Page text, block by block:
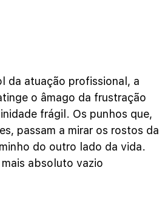
da atuação profissional, a
o âmago da frustração
frágil. Os punhos que,
passam a mirar os rostos da
do outro lado da vida.
absoluto vazio